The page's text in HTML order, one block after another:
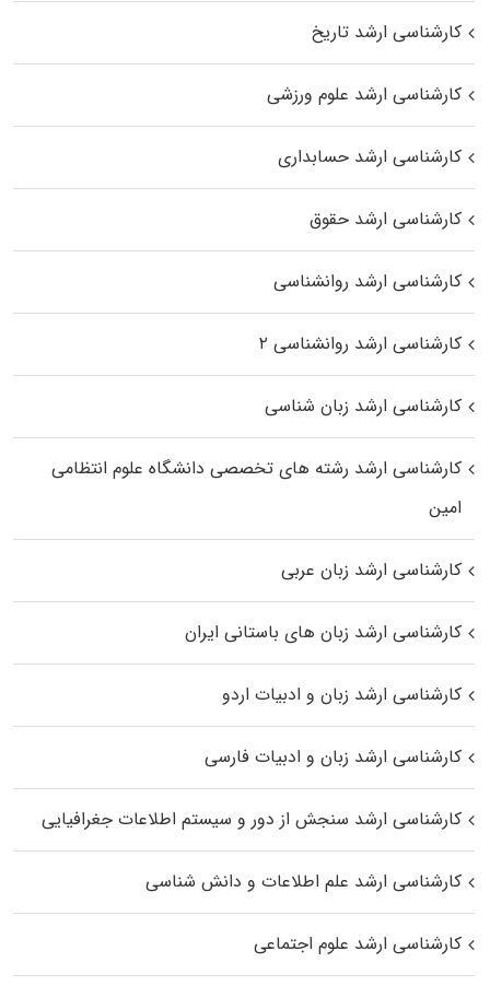
کارشناسی ارشد تاریخ
کارشناسی ارشد علوم ورزشی
کارشناسی ارشد حسابداری
کارشناسی ارشد حقوق
کارشناسی ارشد روانشناسی
کارشناسی ارشد روانشناسی ۲
کارشناسی ارشد زبان شناسی
کارشناسی ارشد رﺷﺘﻪ ﻫﺎی تخصصی داﻧﺸﮕﺎه ﻋﻠﻮم انتظامی
اﻣﻴﻦ
کارشناسی ارشد زبان عربی
کارشناسی ارشد زبان‌ های باستانی ایران
کارشناسی ارشد زبان و ادبیات اردو
کارشناسی ارشد زبان و ادبیات فارسی
کارشناسی ارشد سنجش از دور و سیستم اطلاعات جغرافیایی
کارشناسی ارشد علم اطلاعات و دانش شناسی
کارشناسی ارشد علوم اجتماعی